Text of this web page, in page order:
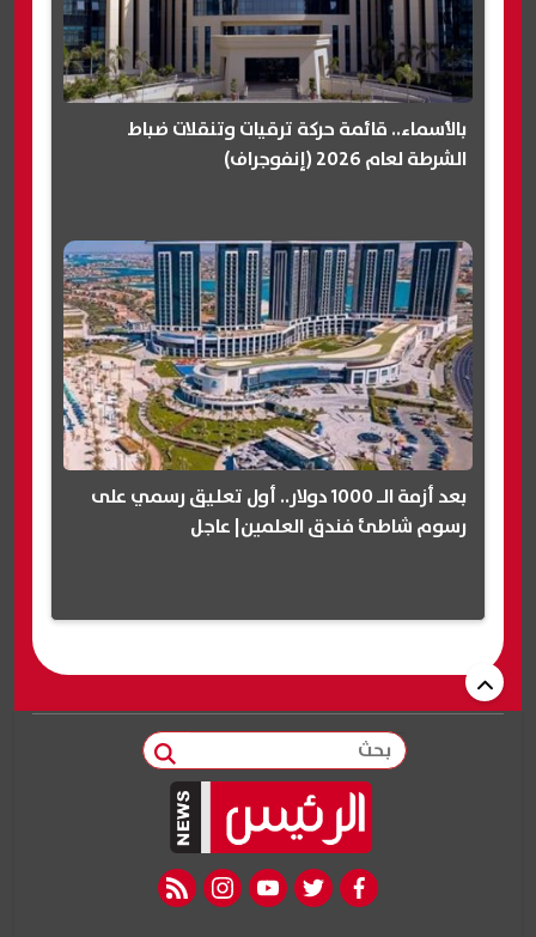
بالأسماء.. قائمة حركة ترقيات وتنقلات ضباط
الشرطة لعام 2026 (إنفوجراف)
بعد أزمة الـ 1000 دولار.. أول تعليق رسمي على
رسوم شاطئ فندق العلمين| عاجل
بحث
facebook
twitter
youtube
instagram
rss feed